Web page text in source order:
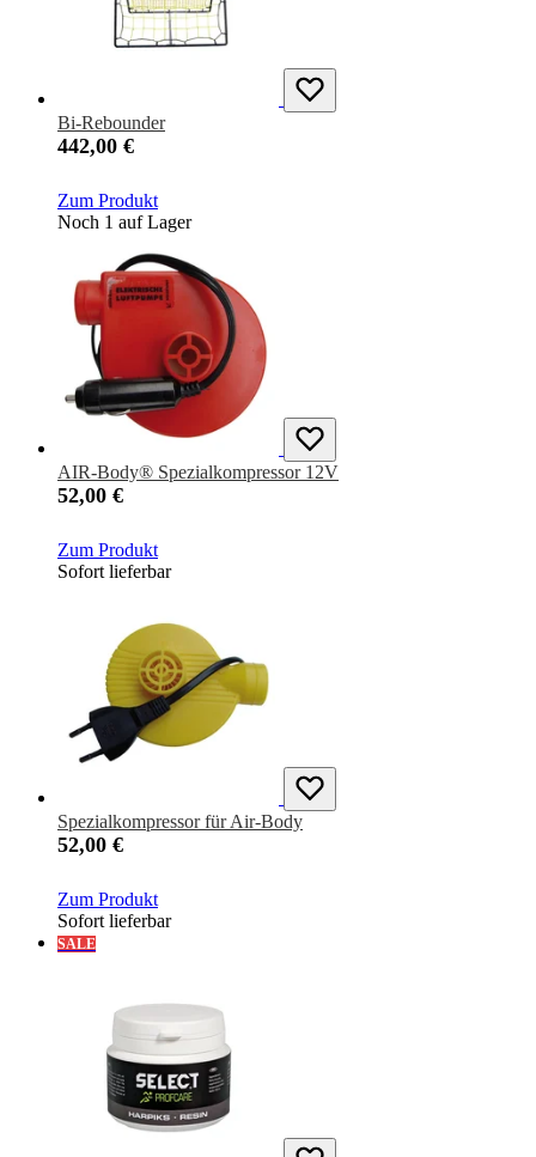
Bi-Rebounder
442,00 €
Zum Produkt
Noch 1 auf Lager
AIR-Body® Spezialkompressor 12V
52,00 €
Zum Produkt
Sofort lieferbar
Spezialkompressor für Air-Body
52,00 €
Zum Produkt
Sofort lieferbar
SALE